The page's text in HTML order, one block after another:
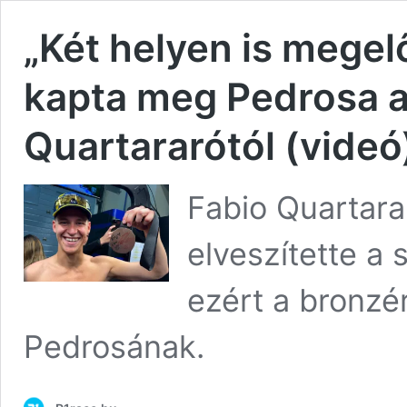
„Két helyen is
kapta meg Pedrosa
Quartararótól
Fabio
elveszítette a
ezért a
Pedrosának.